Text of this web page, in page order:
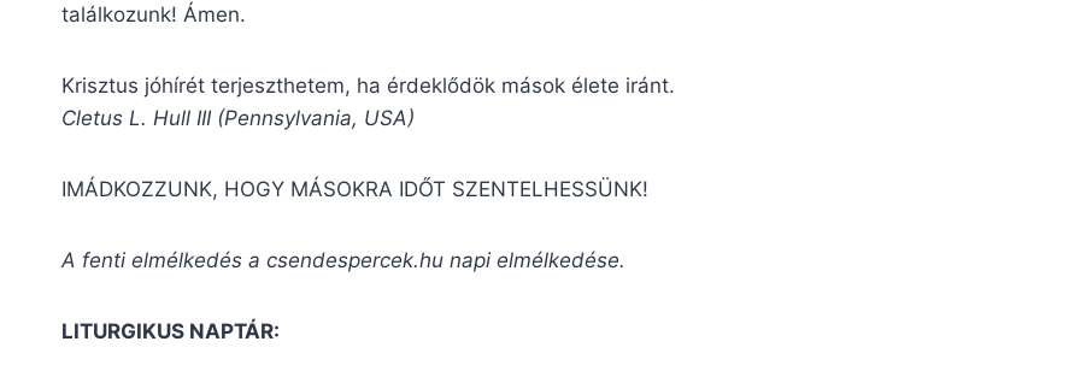
találkozunk! Ámen.
Krisztus jóhírét terjeszthetem, ha érdeklődök mások élete iránt.
Cletus L. Hull III (Pennsylvania, USA)
IMÁDKOZZUNK, HOGY MÁSOKRA IDŐT SZENTELHESSÜNK!
A fenti elmélkedés a csendespercek.hu napi elmélkedése.
LITURGIKUS NAPTÁR: